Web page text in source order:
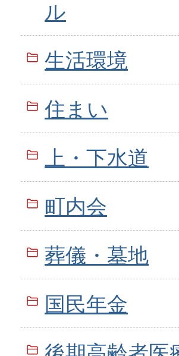
ル
生活環境
住まい
上・下水道
町内会
葬儀・墓地
国民年金